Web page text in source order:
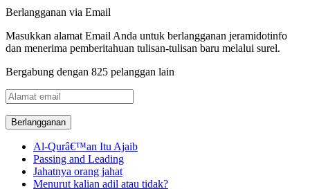
Berlangganan via Email
Masukkan alamat Email Anda untuk berlangganan jeramidotinfo
dan menerima pemberitahuan tulisan-tulisan baru melalui surel.
Bergabung dengan 825 pelanggan lain
Alamat
email
Al-Qurâ€™an Itu Ajaib
Passing and Leading
Jahatnya orang jahat
Menurut kalian adil atau tidak?